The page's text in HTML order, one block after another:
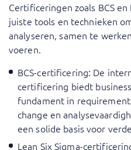
Certificeringen zoals BCS
juiste tools en technieken
analyseren, samen te
voeren.
BCS-certificering: De
certificering biedt
fundament in
change en
een solide basis voor
Lean Six Sigma-